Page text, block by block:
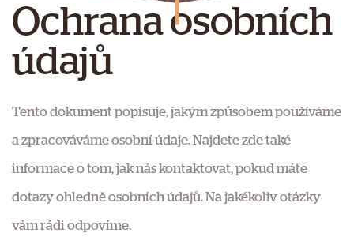
Ochrana osobních
údajů
Tento dokument popisuje, jakým způsobem používáme
a zpracováváme osobní údaje. Najdete zde také
informace o tom, jak nás kontaktovat, pokud máte
dotazy ohledně osobních údajů. Na jakékoliv otázky
vám rádi odpovíme.